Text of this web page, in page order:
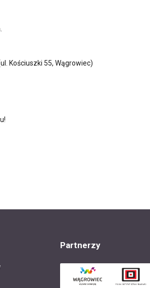
Kościuszki 55, Wągrowiec)
Partnerzy